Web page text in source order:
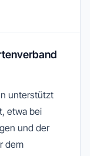
unterstützt
etwa bei
und der
dem